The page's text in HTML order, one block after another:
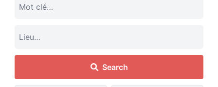
Search